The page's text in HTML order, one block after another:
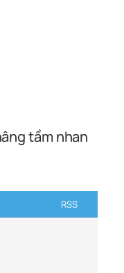
tầm nhan
RSS